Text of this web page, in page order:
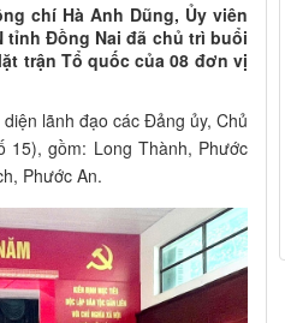
chí Hà Anh Dũng, Ủy viên
tỉnh Đồng Nai đã chủ trì buổi
trận Tổ quốc của 08 đơn vị
lãnh đạo các Đảng ủy, Chủ
15), gồm: Long Thành, Phước
Phước An.